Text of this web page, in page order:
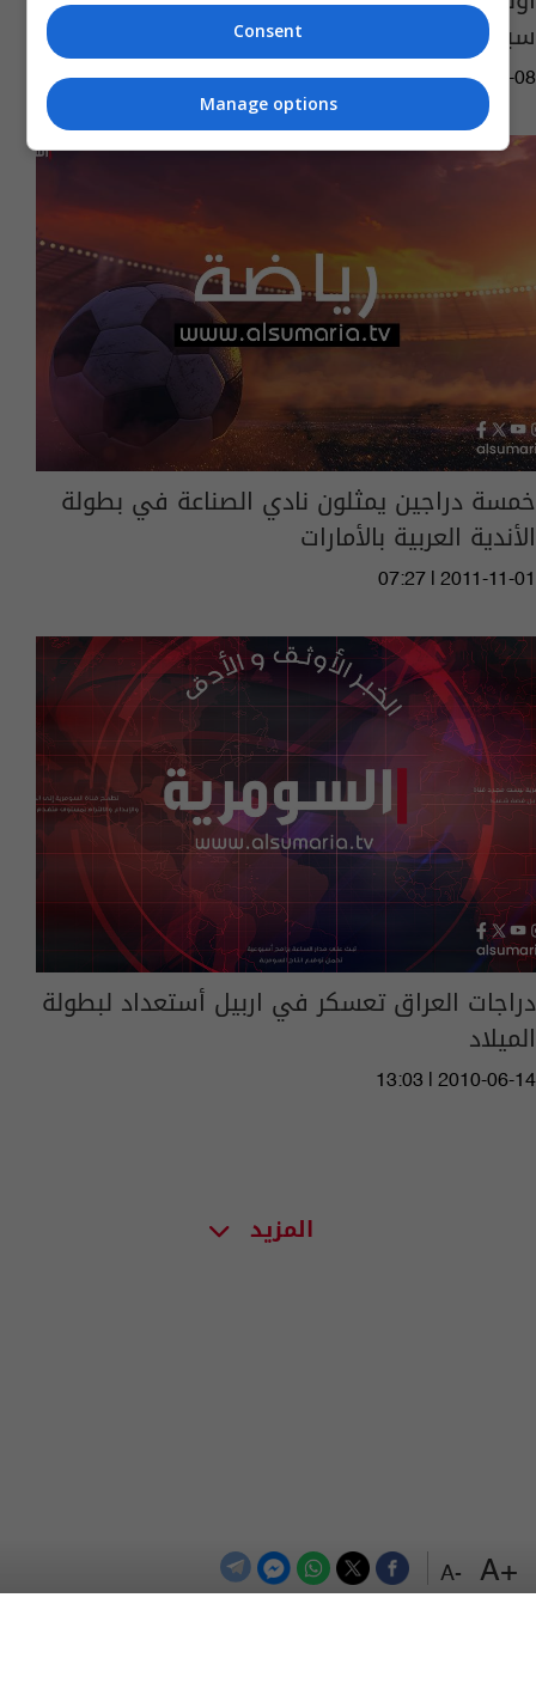
+A
-A
سباق 10 آلاف متر (صور)
03:21 | 2021-08-08
خمسة دراجين يمثلون نادي الصناعة في بطولة
الأندية العربية بالأمارات
07:27 | 2011-11-01
دراجات العراق تعسكر في اربيل أستعداد لبطولة
الميلاد
13:03 | 2010-06-14
المزيد
Consent
Manage options